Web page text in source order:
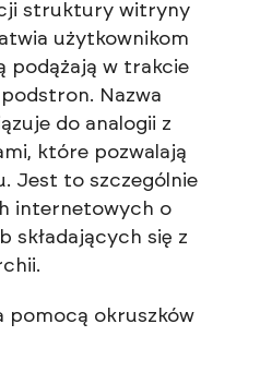
struktury witryny
użytkownikom
podążają w trakcie
Nazwa
do analogii z
które pozwalają
Jest to szczególnie
internetowych o
składających się z
pomocą okruszków